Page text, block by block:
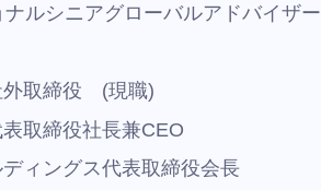
ルシニアグローバルアドバイザー
外取締役 (現職)
取締役社長兼CEO
ィングス代表取締役会長